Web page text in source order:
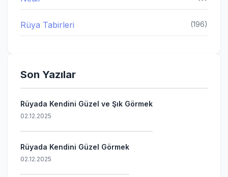
Rüya Tabirleri (196)
Son Yazılar
Rüyada Kendini Güzel ve Şık Görmek
02.12.2025
Rüyada Kendini Güzel Görmek
02.12.2025